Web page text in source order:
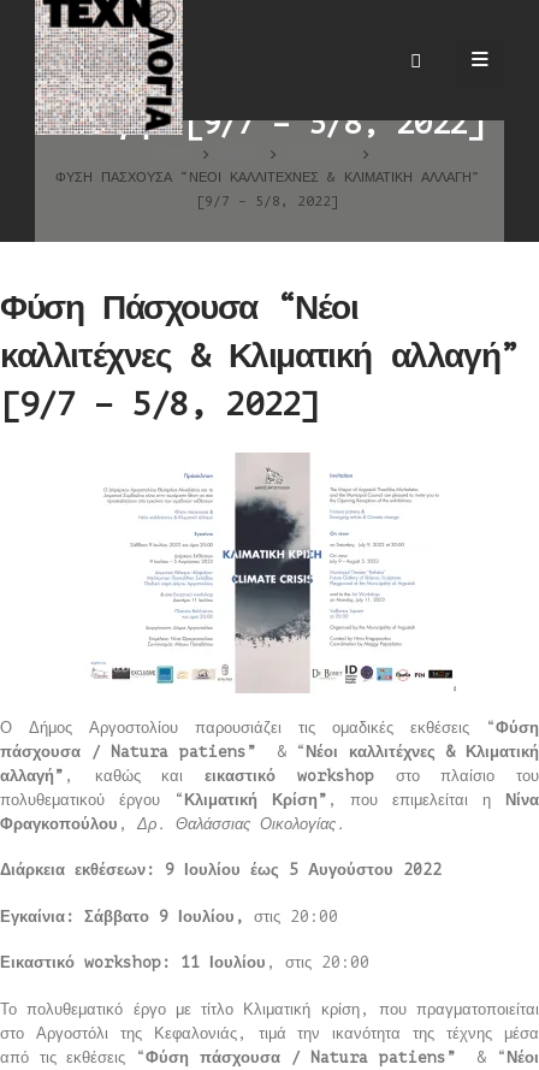
Φύση Πάσχουσα “Νέοι
καλλιτέχνες & Κλιματική
αλλαγή” [9/7 – 5/8, 2022]
ΦΎΣΗ ΠΆΣΧΟΥΣΑ “ΝΈΟΙ ΚΑΛΛΙΤΈΧΝΕΣ & ΚΛΙΜΑΤΙΚΉ ΑΛΛΑΓΉ”
[9/7 – 5/8, 2022]
Φύση Πάσχουσα “Νέοι
καλλιτέχνες & Κλιματική αλλαγή”
[9/7 – 5/8, 2022]
Ο Δήμος Αργοστολίου παρουσιάζει τις ομαδικές εκθέσεις “Φύση
πάσχουσα / Natura patiens ” & “ Νέοι καλλιτέχνες & Κλιματική
αλλαγή” , καθώς καιεικαστικό workshopστο πλαίσιο του
πολυθεματικού έργου “ Κλιματική Κρίση” , που επιμελείται η Νίνα
Φραγκοπούλου , Δρ. Θαλάσσιας Οικολογίας.
Διάρκεια εκθέσεων: 9 Ιουλίου έως 5 Αυγούστου 2022
Εγκαίνια: Σάββατο 9 Ιουλίου, στις 20:00
Εικαστικό workshop : 11 Ιουλίου , στις 20:00
Το πολυθεματικό έργο με τίτλο Κλιματική κρίση, που πραγματοποιείται
στο Αργοστόλι της Κεφαλονιάς, τιμά την ικανότητα της τέχνης μέσα
από τις εκθέσεις “Φύση πάσχουσα / Natura patiens ” & “ Νέοι